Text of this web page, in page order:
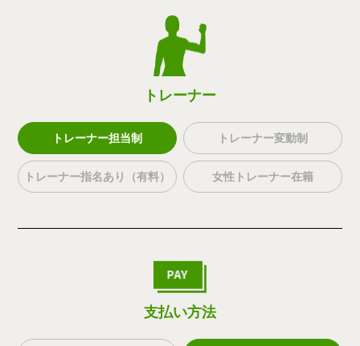
トレーナー
トレーナー担当制 トレーナー変動制
トレーナー指名あり（有料） 女性トレーナー在籍
支払い方法